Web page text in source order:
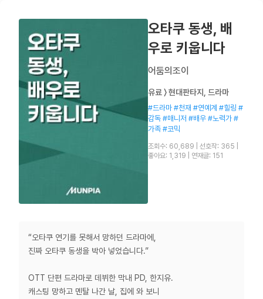
오타쿠 동생, 배
우로 키웁니다
어둠의조이
유료 〉 현대판타지, 드라마
#드라마 #천재 #연예계 #힐링 #
감독 #매니저 #배우 #노력가 #
가족 #코믹
조회수: 60,689 선호작: 365
좋아요: 1,319
연재글: 151
“오타쿠 연기를 못해서 망하던 드라마에,
진짜 오타쿠 동생을 박아 넣었습니다.”
OTT 단편 드라마로 데뷔한 막내 PD, 한지유.
캐스팅 망하고 멘탈 나간 날, 집에 와 보니